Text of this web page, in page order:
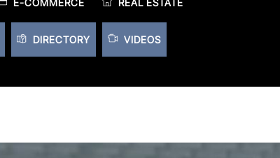
E-COMMERCE REAL ESTATE
DIRECTORY VIDEOS